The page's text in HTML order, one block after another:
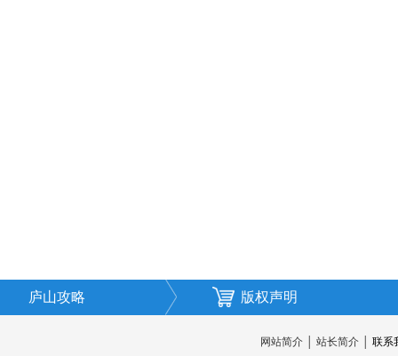
庐山攻略 版权声明
网站简介│ 站长简介│ 联系